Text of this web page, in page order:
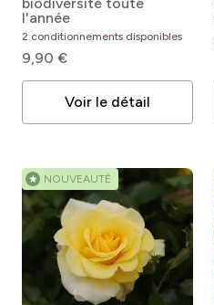
'Meissalu'
l'année
2 conditionnements disponibles
9,90 €
Voir le détail
★ NOUVEAUTÉ